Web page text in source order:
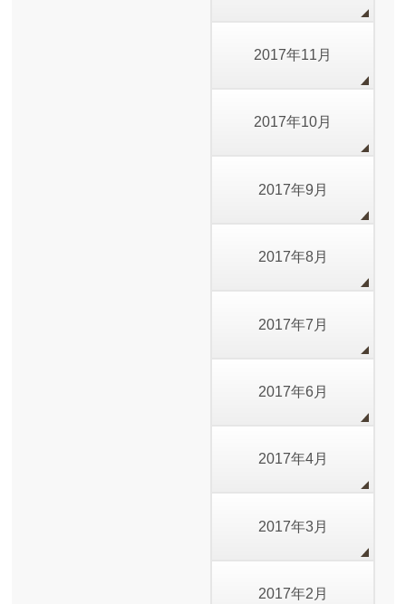
2017年11月
2017年10月
2017年9月
2017年8月
2017年7月
2017年6月
2017年4月
2017年3月
2017年2月